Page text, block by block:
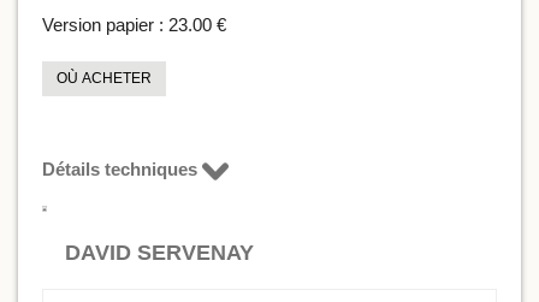
Version papier : 23.00 €
OÙ ACHETER
Détails techniques
DAVID SERVENAY